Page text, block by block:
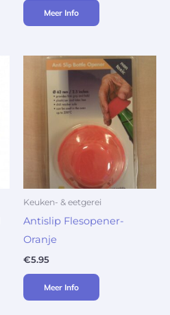
Meer Info
Keuken- & eetgerei
Antislip Flesopener-
Oranje
€5.95
Meer Info